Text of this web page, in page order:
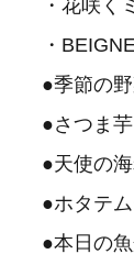
・花咲く
・
●季節の
●さつま
●天使の
●ホタテ
●本日の